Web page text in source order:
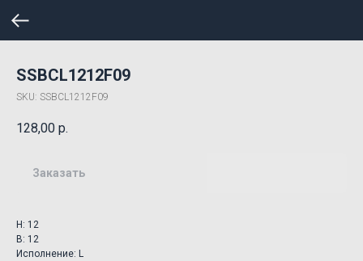
SSBCL1212F09
SKU: SSBCL1212F09
128,00 р.
Заказать
H: 12
B: 12
Исполнение: L